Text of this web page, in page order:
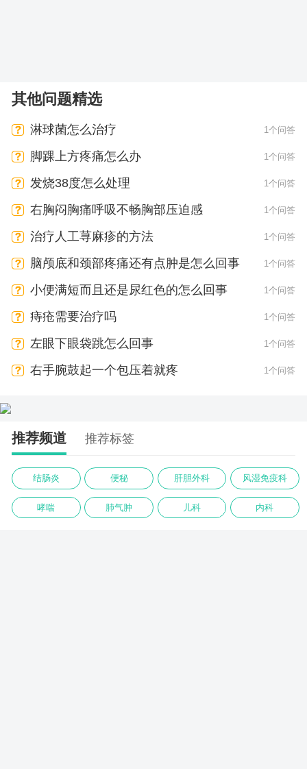
其他问题精选
淋球菌怎么治疗 1个问答
脚踝上方疼痛怎么办 1个问答
发烧38度怎么处理 1个问答
右胸闷胸痛呼吸不畅胸部压迫感 1个问答
治疗人工荨麻疹的方法 1个问答
脑颅底和颈部疼痛还有点肿是怎么回事 1个问答
小便满短而且还是尿红色的怎么回事 1个问答
痔疮需要治疗吗 1个问答
左眼下眼袋跳怎么回事 1个问答
右手腕鼓起一个包压着就疼 1个问答
推荐频道 推荐标签
结肠炎 便秘 肝胆外科 风湿免疫科
哮喘 肺气肿 儿科 内科